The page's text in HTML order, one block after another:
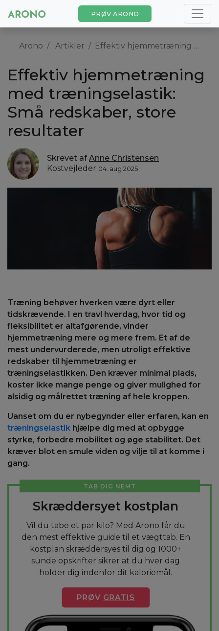
PRØV ARONO
Arono Artikler Effektiv hjemmetræning med træningselastik: Små redskaber, store resultater
Effektiv hjemmetræning
med træningselastik:
Små redskaber, store
resultater
Skrevet afAnne Christensen
Kostvejleder 04. aug 2025
Træning behøver hverken være dyrt eller
tidskrævende. I en travl hverdag, hvor tid og
fleksibilitet er altafgørende, vinder
hjemmetræning mere og mere frem. Et af de
mest undervurderede, men utroligt effektive
redskaber til hjemmetræning er
træningselastikken. Den kræver minimal plads,
koster ikke mange penge og giver mulighed for
alsidig og målrettet træning af hele kroppen.
Uanset om du er nybegynder eller erfaren, kan en
træningselastik hjælpe dig med at opbygge
styrke, forbedre mobilitet og øge stabilitet. Det
kræver blot en smule viden og vilje til at komme i
gang.
TAB DIG NEMT
Skræddersyet kostplan
Vil du tabe et par kilo? Med Arono får du
den mest effektive guide til et vægttab. En
kostplan skræddersyes til dig og 1000+
sunde opskrifter sikrer at du hver dag
holder dig indenfor dit kaloriemål.
PRØV GRATIS